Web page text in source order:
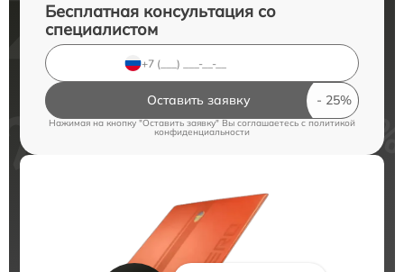
Бесплатная консультация со
специалистом
Оставить заявку
Нажимая на кнопку "Оставить заявку" Вы соглашаетесь cполитикой
конфиденциальности